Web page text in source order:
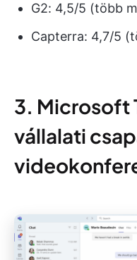
G2: 4,5/5 (több
Capterra: 4,7/5
3. Microsoft
vállalati